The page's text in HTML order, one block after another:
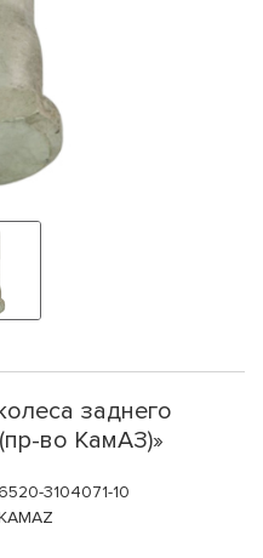
заднего
во КамАЗ)»
3104071-10